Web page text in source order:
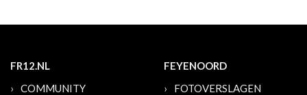
FR12.NL
COMMUNITY
FEYENOORD
FOTOVERSLAGEN